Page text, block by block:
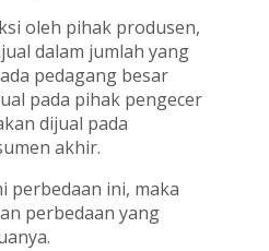
oleh pihak produsen,
dalam jumlah yang
pedagang besar
pada pihak pengecer
dijual pada
akhir.
perbedaan ini, maka
perbedaan yang